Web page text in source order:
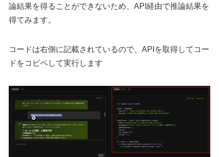
論結果を得ることができないため、API経由で推論結果を
得てみます。
コードは右側に記載されているので、APIを取得してコー
ドをコピペして実行します